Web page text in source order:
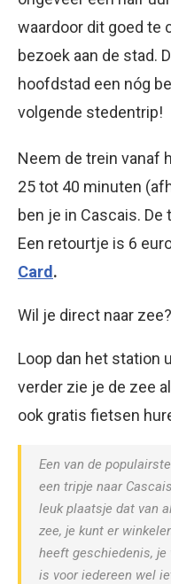
waardoor dit goed te
bezoek aan de stad.
hoofdstad een nóg
volgende stedentrip!
Neem de trein vanaf
25 tot 40 minuten
ben je in Cascais.
Een retourtje is 6
Card .
Wil je direct naar zee?
Loop dan het station
verder zie je de zee
ook gratis fietsen
Een van de
een tripje naar
leuk plaatsje dat van
zee, je kunt er
heeft geschiedenis,
is voor iedereen wel